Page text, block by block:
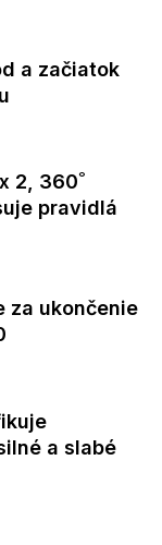
a začiatok
2, 360˚
pravidlá
za ukončenie
a slabé